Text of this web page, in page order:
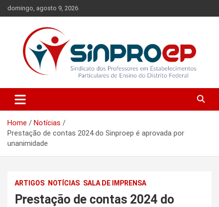
Skip
to
domingo, agosto 9, 2026
Sinproep-DF
Ensino do Distrito Federal
Home
Notícias
Prestação de contas 2024 do Sinproep é aprovada por
unanimidade
ARTIGOS NOTÍCIAS SALA DE IMPRENSA
Prestação de contas 2024 do